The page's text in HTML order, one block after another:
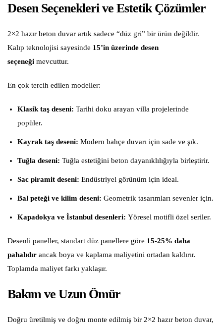
Desen Seçenekleri ve Estetik Çözümler
2×2 hazır beton duvar artık sadece “düz gri” bir ürün değildir.
Kalıp teknolojisi sayesinde 15’in üzerinde desen
seçeneği mevcuttur.
En çok tercih edilen modeller:
Klasik taş deseni: Tarihi doku arayan villa projelerinde
popüler.
Kayrak taş deseni: Modern bahçe duvarı için sade ve şık.
Tuğla deseni: Tuğla estetiğini beton dayanıklılığıyla birleştirir.
Sac piramit deseni: Endüstriyel görünüm için ideal.
Bal peteği ve kilim deseni: Geometrik tasarımları sevenler için.
Kapadokya ve İstanbul desenleri: Yöresel motifli özel seriler.
Desenli paneller, standart düz panellere göre 15-25% daha
pahalıdır ancak boya ve kaplama maliyetini ortadan kaldırır.
Toplamda maliyet farkı yaklaşır.
Bakım ve Uzun Ömür
Doğru üretilmiş ve doğru monte edilmiş bir 2×2 hazır beton duvar,